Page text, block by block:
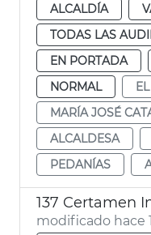
ALCALDÍA
TODAS LAS
EN PORTADA
NORMAL
MARÍA JOSÉ
ALCALDESA
PEDANÍAS
modificado hace